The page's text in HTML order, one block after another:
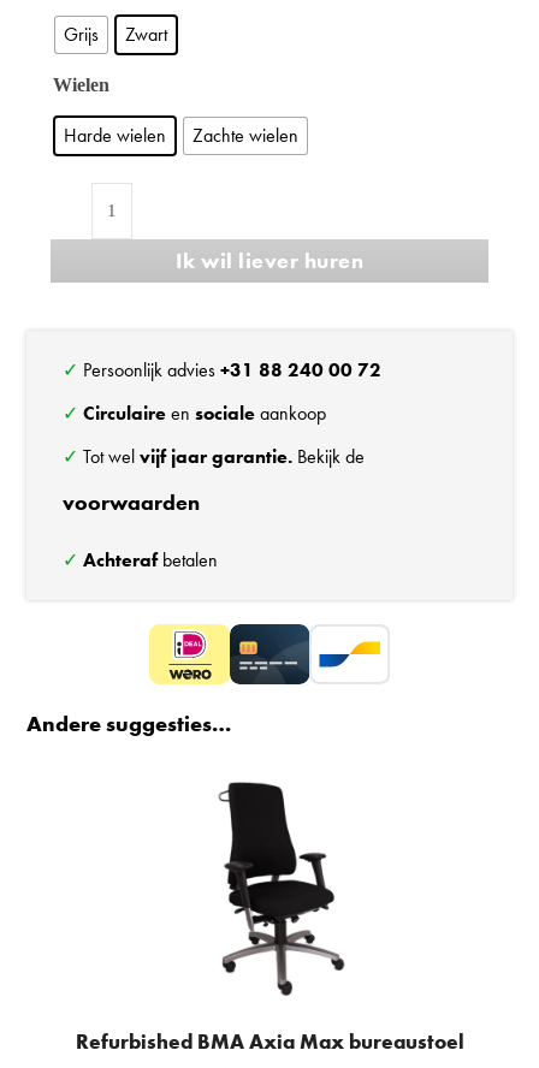
Grijs Zwart
Wielen
Harde wielen Zachte wielen
Ik wil liever huren
✓ Persoonlijk advies+31 88 240 00 72
✓Circulaireensocialeaankoop
✓ Tot welvijf jaar garantie. Bekijk de
voorwaarden
✓Achterafbetalen
Andere suggesties…
Refurbished BMA Axia Max bureaustoel